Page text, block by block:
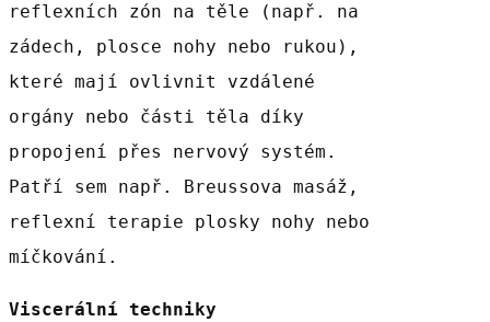
reflexních zón na těle (např. na
zádech, plosce nohy nebo rukou),
které mají ovlivnit vzdálené
orgány nebo části těla díky
propojení přes nervový systém.
Patří sem např. Breussova masáž,
reflexní terapie plosky nohy nebo
míčkování.
Viscerální techniky